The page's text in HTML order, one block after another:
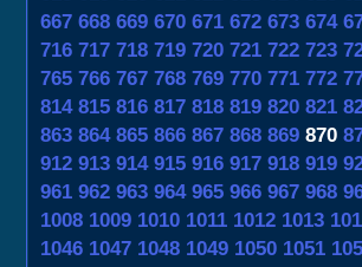
667 668 669 670 671 672 673 674
716 717 718 719 720 721 722 723
765 766 767 768 769 770 771 772
814 815 816 817 818 819 820 821
863 864 865 866 867 868 869 870
912 913 914 915 916 917 918 919
961 962 963 964 965 966 967 968
1008 1009 1010 1011 1012 1013
1046 1047 1048 1049 1050 1051